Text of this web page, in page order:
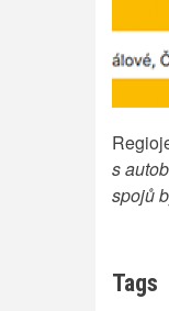
s
spojů
Tags